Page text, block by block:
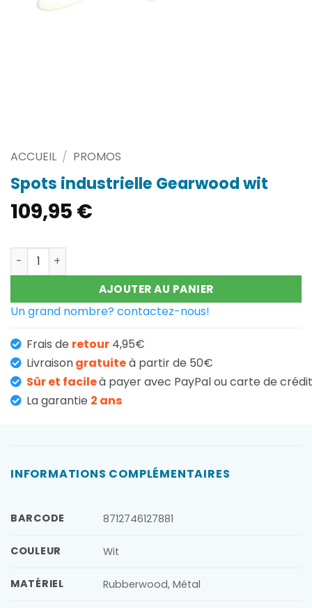
ACCUEIL / PROMOS
Spots industrielle Gearwood wit
109,95 €
quantité de Spots industrielle Gearwood wit
AJOUTER AU PANIER
Un grand nombre? contactez-nous!
Frais de retour 4,95€
Livraisongratuiteà partir de 50€
Sûr et facileà payer avec PayPal ou carte de crédit
La garantie 2 ans
INFORMATIONS COMPLÉMENTAIRES
BARCODE 8712746127881
COULEUR Wit
MATÉRIEL Rubberwood, Métal